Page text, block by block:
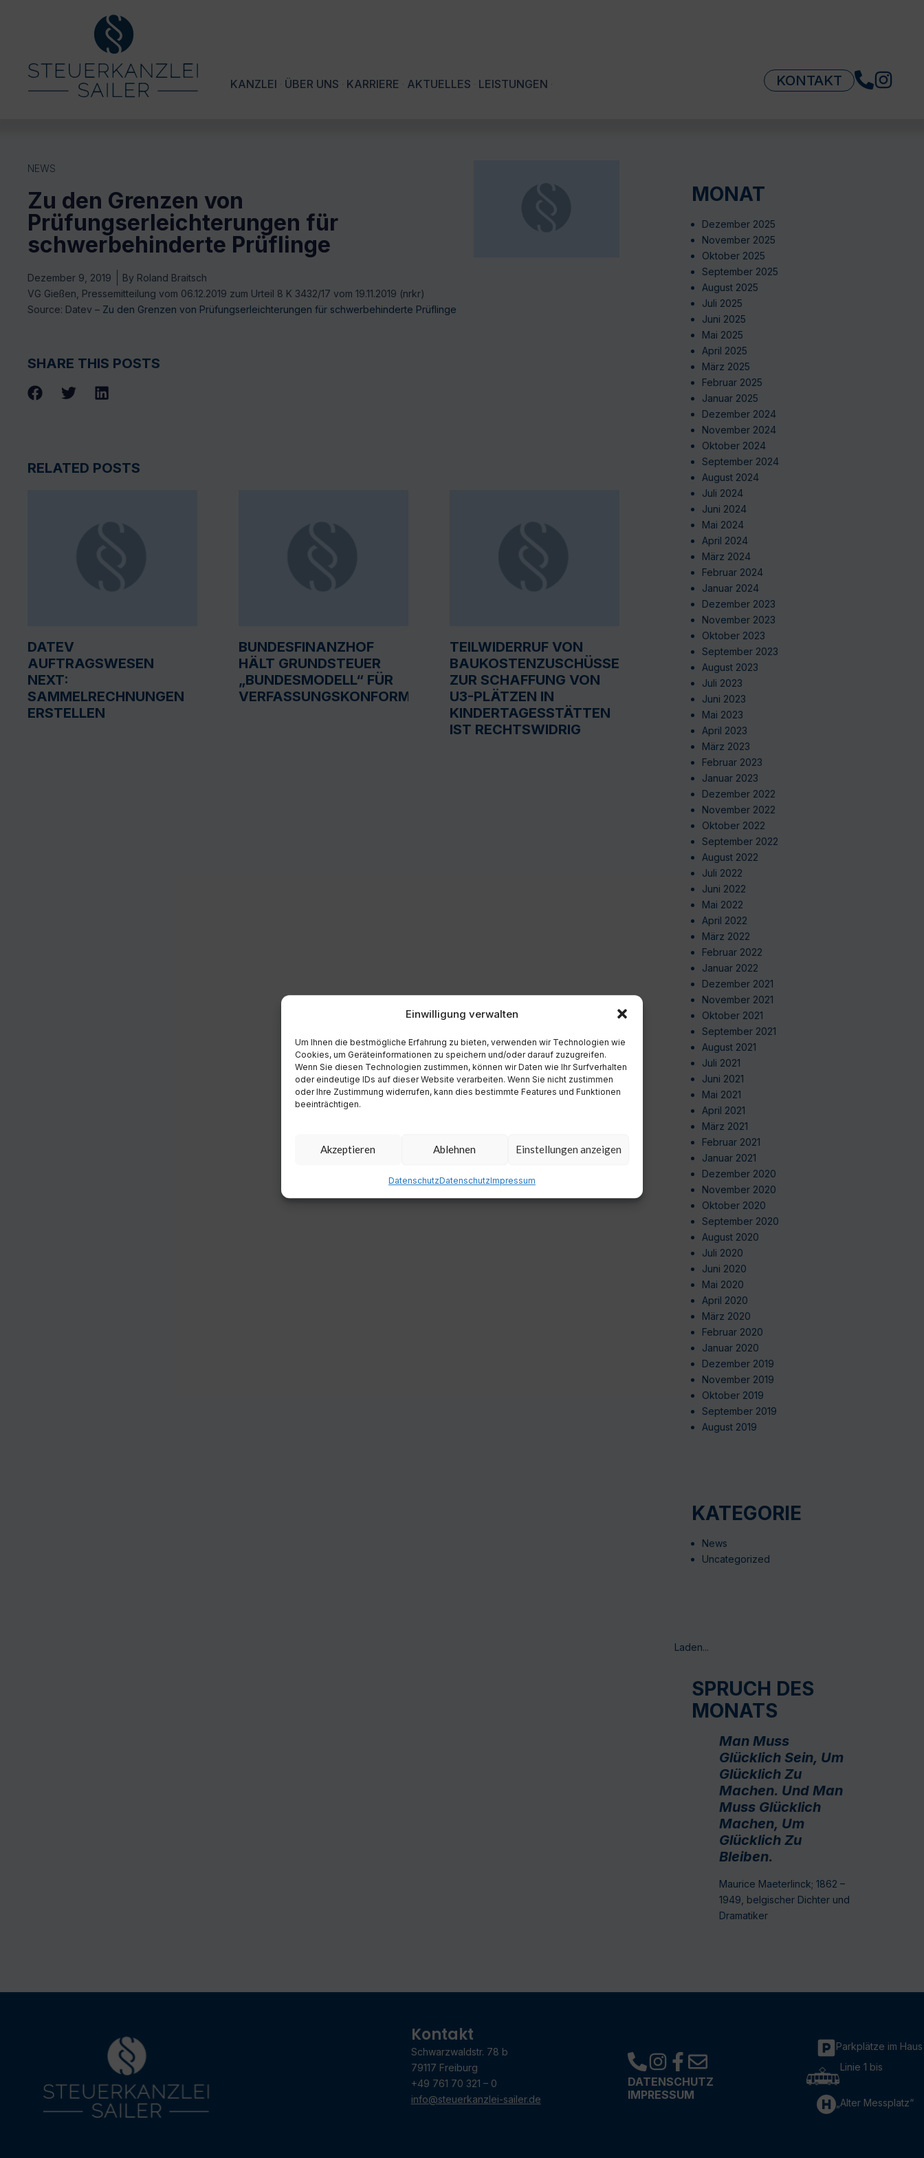
Einwilligung verwalten
Um Ihnen die bestmögliche Erfahrung zu bieten, verwenden wir Technologien wie
Cookies, um Geräteinformationen zu speichern und/oder darauf zuzugreifen.
Wenn Sie diesen Technologien zustimmen, können wir Daten wie Ihr Surfverhalten
oder eindeutige IDs auf dieser Website verarbeiten. Wenn Sie nicht zustimmen
oder Ihre Zustimmung widerrufen, kann dies bestimmte Features und Funktionen
beeinträchtigen.
Akzeptieren Ablehnen Einstellungen anzeigen
DatenschutzDatenschutzImpressum
KANZLEI ÜBER UNS KARRIERE AKTUELLES LEISTUNGEN KONTAKT
NEWS
Zu den Grenzen von
Prüfungserleichterungen für
schwerbehinderte Prüflinge
Dezember 9, 2019 By Roland Braitsch
VG Gießen, Pressemitteilung vom 06.12.2019 zum Urteil 8 K 3432/17 vom 19.11.2019 (nrkr)
Source: Datev – Zu den Grenzen von Prüfungserleichterungen für schwerbehinderte Prüflinge
SHARE THIS POSTS
RELATED POSTS
DATEV
AUFTRAGSWESEN
NEXT:
SAMMELRECHNUNGEN
ERSTELLEN
BUNDESFINANZHOF
HÄLT GRUNDSTEUER
„BUNDESMODELL“ FÜR
VERFASSUNGSKONFORM
TEILWIDERRUF VON
BAUKOSTENZUSCHÜSSEN
ZUR SCHAFFUNG VON
U3-PLÄTZEN IN
KINDERTAGESSTÄTTEN
IST RECHTSWIDRIG
MONAT
Dezember 2025
November 2025
Oktober 2025
September 2025
August 2025
Juli 2025
Juni 2025
Mai 2025
April 2025
März 2025
Februar 2025
Januar 2025
Dezember 2024
November 2024
Oktober 2024
September 2024
August 2024
Juli 2024
Juni 2024
Mai 2024
April 2024
März 2024
Februar 2024
Januar 2024
Dezember 2023
November 2023
Oktober 2023
September 2023
August 2023
Juli 2023
Juni 2023
Mai 2023
April 2023
März 2023
Februar 2023
Januar 2023
Dezember 2022
November 2022
Oktober 2022
September 2022
August 2022
Juli 2022
Juni 2022
Mai 2022
April 2022
März 2022
Februar 2022
Januar 2022
Dezember 2021
November 2021
Oktober 2021
September 2021
August 2021
Juli 2021
Juni 2021
Mai 2021
April 2021
März 2021
Februar 2021
Januar 2021
Dezember 2020
November 2020
Oktober 2020
September 2020
August 2020
Juli 2020
Juni 2020
Mai 2020
April 2020
März 2020
Februar 2020
Januar 2020
Dezember 2019
November 2019
Oktober 2019
September 2019
August 2019
KATEGORIE
News
Uncategorized
Laden...
SPRUCH DES
MONATS
Man Muss
Glücklich Sein, Um
Glücklich Zu
Machen. Und Man
Muss Glücklich
Machen, Um
Glücklich Zu
Bleiben.
Maurice Maeterlinck; 1862 –
1949, belgischer Dichter und
Dramatiker
Kontakt
Schwarzwaldstr. 78 b
79117 Freiburg
+49 761 70 321 – 0
info@steuerkanzlei-sailer.de
DATENSCHUTZ
IMPRESSUM
Parkplätze im Haus
Linie 1 bis
„Alter Messplatz“